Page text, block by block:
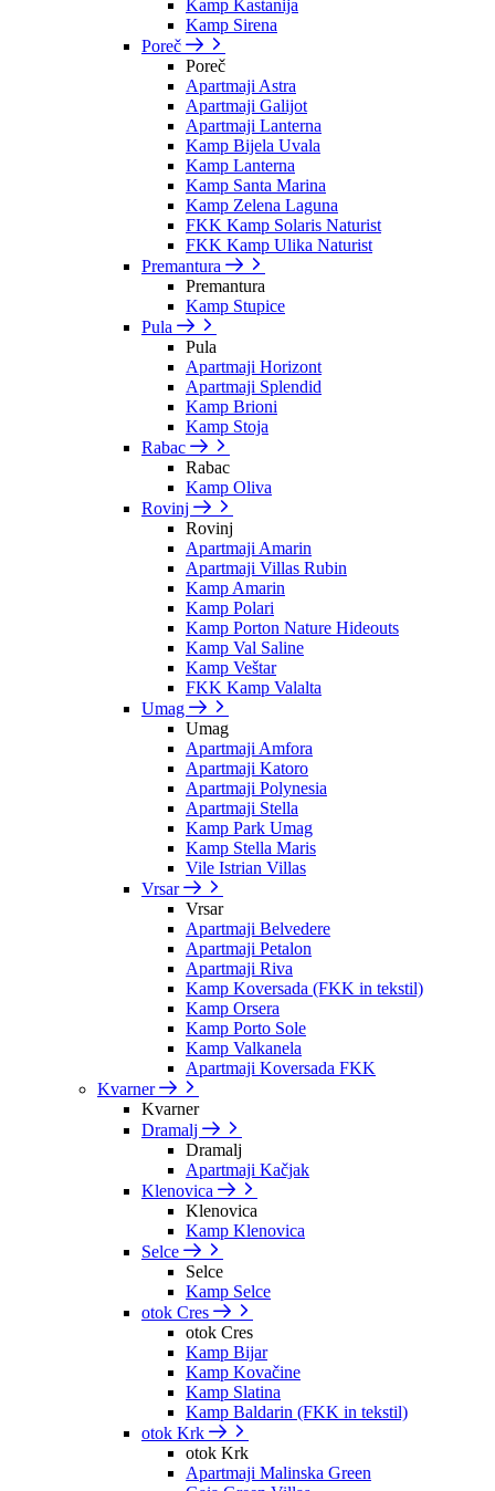
Kamp Kastanija
Kamp Sirena
Poreč
Poreč
Apartmaji Astra
Apartmaji Galijot
Apartmaji Lanterna
Kamp Bijela Uvala
Kamp Lanterna
Kamp Santa Marina
Kamp Zelena Laguna
FKK Kamp Solaris Naturist
FKK Kamp Ulika Naturist
Premantura
Premantura
Kamp Stupice
Pula
Pula
Apartmaji Horizont
Apartmaji Splendid
Kamp Brioni
Kamp Stoja
Rabac
Rabac
Kamp Oliva
Rovinj
Rovinj
Apartmaji Amarin
Apartmaji Villas Rubin
Kamp Amarin
Kamp Polari
Kamp Porton Nature Hideouts
Kamp Val Saline
Kamp Veštar
FKK Kamp Valalta
Umag
Umag
Apartmaji Amfora
Apartmaji Katoro
Apartmaji Polynesia
Apartmaji Stella
Kamp Park Umag
Kamp Stella Maris
Vile Istrian Villas
Vrsar
Vrsar
Apartmaji Belvedere
Apartmaji Petalon
Apartmaji Riva
Kamp Koversada (FKK in tekstil)
Kamp Orsera
Kamp Porto Sole
Kamp Valkanela
Apartmaji Koversada FKK
Kvarner
Kvarner
Dramalj
Dramalj
Apartmaji Kačjak
Klenovica
Klenovica
Kamp Klenovica
Selce
Selce
Kamp Selce
otok Cres
otok Cres
Kamp Bijar
Kamp Kovačine
Kamp Slatina
Kamp Baldarin (FKK in tekstil)
otok Krk
otok Krk
Apartmaji Malinska Green